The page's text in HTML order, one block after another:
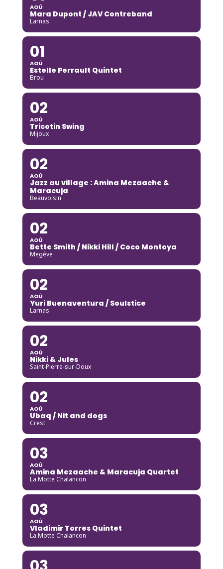
AOÛ
Mara Dupont / JAV Contreband
Larnas
01
AOÛ
Estelle Perrault Quintet
Brou
02
AOÛ
Tricotin Swing
Mijoux
02
AOÛ
Jazz au village : Amina Mezaache &
Maracuja
Beauvoisin
02
AOÛ
Bette Smith / Nikki Hill / Coco Montoya
Megève
02
AOÛ
Yuri Buenaventura / Soulstice
Larnas
02
AOÛ
Nikki & Jules
Saint-Pierre-sur-Doux
02
AOÛ
Ubaq / Nit and dogs
Crest
03
AOÛ
Amina Mezaache & Maracuja Quartet
La Motte Chalancon
03
AOÛ
Vladimir Torres Quintet
La Motte Chalancon